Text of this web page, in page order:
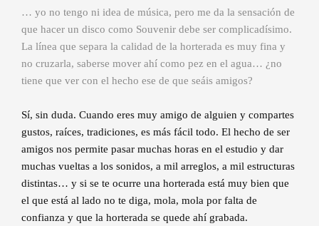
… yo no tengo ni idea de música, pero me da la sensación de
que hacer un disco como Souvenir debe ser complicadísimo.
La línea que separa la calidad de la horterada es muy fina y
no cruzarla, saberse mover ahí como pez en el agua… ¿no
tiene que ver con el hecho ese de que seáis amigos?
Sí, sin duda. Cuando eres muy amigo de alguien y compartes
gustos, raíces, tradiciones, es más fácil todo. El hecho de ser
amigos nos permite pasar muchas horas en el estudio y dar
muchas vueltas a los sonidos, a mil arreglos, a mil estructuras
distintas… y si se te ocurre una horterada está muy bien que
el que está al lado no te diga, mola, mola por falta de
confianza y que la horterada se quede ahí grabada.